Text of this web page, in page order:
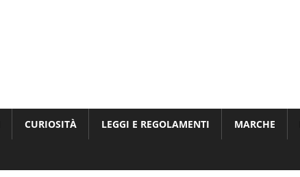
CURIOSITÀ LEGGI E REGOLAMENTI MARCHE